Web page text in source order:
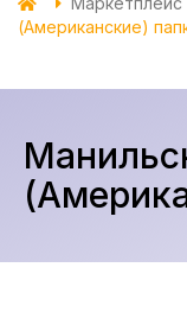
(Американские)